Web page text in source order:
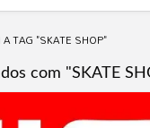
TAG "SKATE SHOP"
com "SKATE